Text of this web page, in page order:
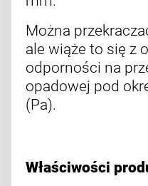
Można
ale wiąże to się z
odporności na
opadowej pod
(Pa).
Właściwości